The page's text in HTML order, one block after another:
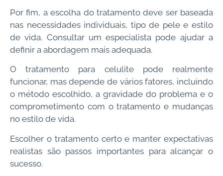
Por fim, a escolha do tratamento deve ser baseada
nas necessidades individuais, tipo de pele e estilo
de vida. Consultar um especialista pode ajudar a
definir a abordagem mais adequada.
O tratamento para celulite pode realmente
funcionar, mas depende de vários fatores, incluindo
o método escolhido, a gravidade do problema e o
comprometimento com o tratamento e mudanças
no estilo de vida.
Escolher o tratamento certo e manter expectativas
realistas são passos importantes para alcançar o
sucesso.